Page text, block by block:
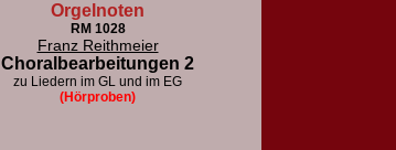
Orgelnoten
RM 1028
Franz Reithmeier
Choralbearbeitungen 2
zu Liedern im GL und im EG
(Hörproben)